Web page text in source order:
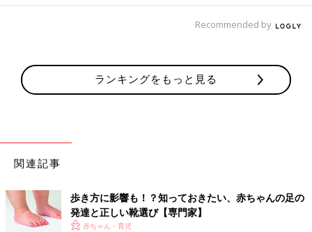
Recommended by
ランキングをもっと見る
関連記事
歩き方に影響も！？知っておきたい、赤ちゃんの足の
発達と正しい靴選び【専門家】
赤ちゃん・育児